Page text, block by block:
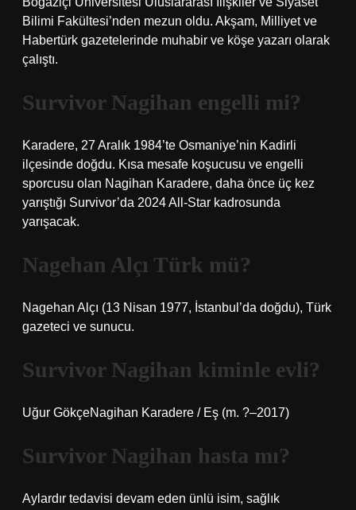
Bilimi Fakültesi’nden mezun oldu. Akşam, Milliyet ve
Habertürk gazetelerinde muhabir ve köşe yazarı olarak
çalıştı.
Survivor Nagihan engelli mi?
Karadere, 27 Aralık 1984’te Osmaniye’nin Kadirli
ilçesinde doğdu. Kısa mesafe koşucusu ve engelli
sporcusu olan Nagihan Karadere, daha önce üç kez
yarıştığı Survivor’da 2024 All-Star kadrosunda
yarışacak.
Nagehan Alçı Türk mü?
Nagehan Alçı (13 Nisan 1977, İstanbul’da doğdu), Türk
gazeteci ve sunucu.
Survivor Nagihan kiminle evli?
Uğur GökçeNagihan Karadere / Eş (m. ?–2017)
Survivor Nagihan hasta mı?
Aylardır tedavisi devam eden ünlü isim, sağlık